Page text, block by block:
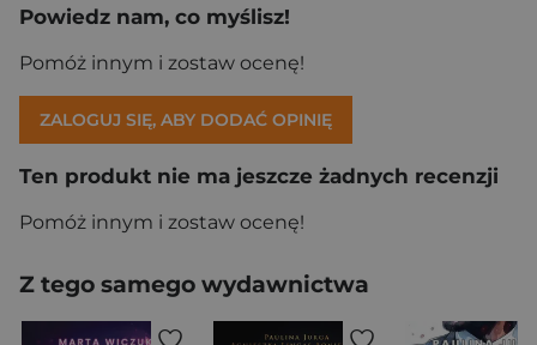
Powiedz nam, co myślisz!
Pomóż innym i zostaw ocenę!
ZALOGUJ SIĘ, ABY DODAĆ OPINIĘ
Ten produkt nie ma jeszcze żadnych recenzji
Pomóż innym i zostaw ocenę!
Z tego samego wydawnictwa